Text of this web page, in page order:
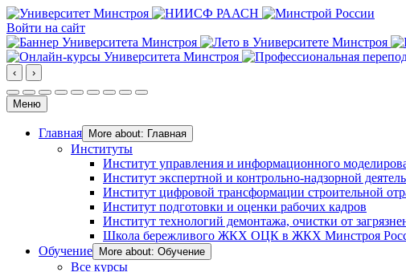
Войти на сайт
‹ ›
Меню
Главная More about: Главная
Институты
Институт управления и информационного
Институт экспертной и контрольно-надзорной
Институт цифровой трансформации строительной
Институт подготовки и оценки рабочих кадров
Институт технологий демонтажа, очистки от
Школа бережливого ЖКХ ОЦК в ЖКХ Минстроя
Обучение
More about: Обучение
Все курсы